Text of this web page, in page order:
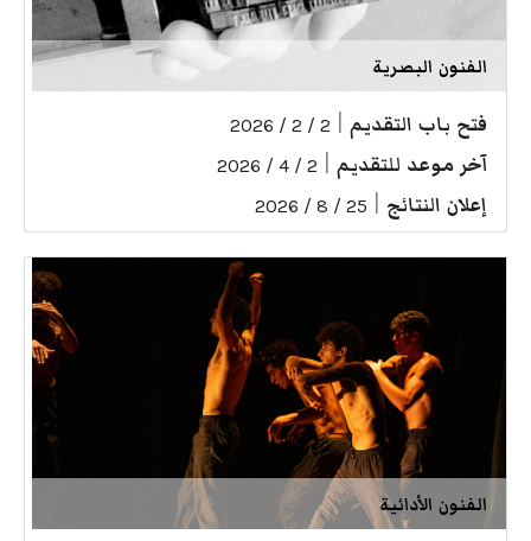
الفنون البصرية
فتح باب التقديم 2 / 2 / 2026
آخر موعد للتقديم 2 / 4 / 2026
إعلان النتائج 25 / 8 / 2026
الفنون الأدائية